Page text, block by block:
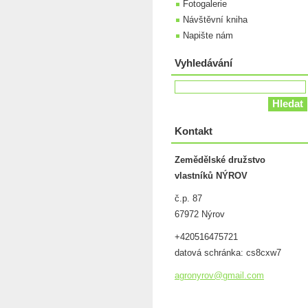
Fotogalerie
Návštěvní kniha
Napište nám
Vyhledávání
Kontakt
Zemědělské družstvo
vlastníků NÝROV
č.p. 87
67972 Nýrov
+420516475721
datová schránka: cs8cxw7
agronyrov@gmail.com